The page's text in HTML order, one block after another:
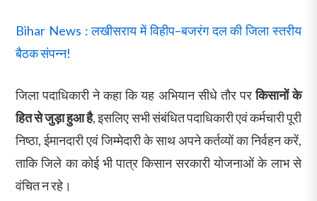
Bihar News : लखीसराय में विहीप–बजरंग दल की जिला स्तरीय
बैठक संपन्न!
जिला पदाधिकारी ने कहा कि यह अभियान सीधे तौर परकिसानों के
हित से जुड़ा हुआ है, इसलिए सभी संबंधित पदाधिकारी एवं कर्मचारी पूरी
निष्ठा, ईमानदारी एवं जिम्मेदारी के साथ अपने कर्तव्यों का निर्वहन करें,
ताकि जिले का कोई भी पात्र किसान सरकारी योजनाओं के लाभ से
वंचित न रहे।